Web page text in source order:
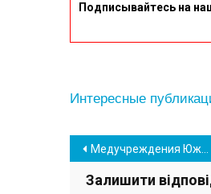
Подписывайтесь на
Интересные
Навігація
записів
Медучреждения Южного ремонтируют согласно инклюзивным требованиям
Залишити